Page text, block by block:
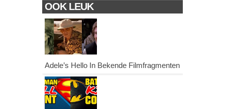
OOK LEUK
Adele’s Hello In Bekende Filmfragmenten